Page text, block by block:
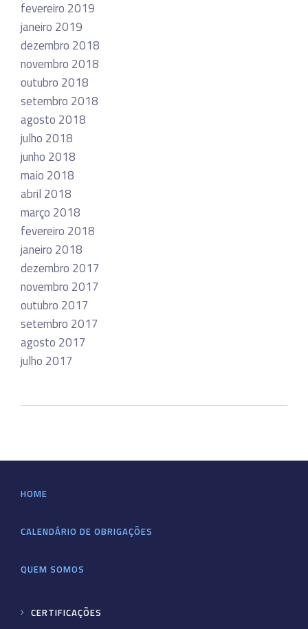
fevereiro 2019
janeiro 2019
dezembro 2018
novembro 2018
outubro 2018
setembro 2018
agosto 2018
julho 2018
junho 2018
maio 2018
abril 2018
março 2018
fevereiro 2018
janeiro 2018
dezembro 2017
novembro 2017
outubro 2017
setembro 2017
agosto 2017
julho 2017
HOME
CALENDÁRIO DE OBRIGAÇÕES
QUEM SOMOS
CERTIFICAÇÕES